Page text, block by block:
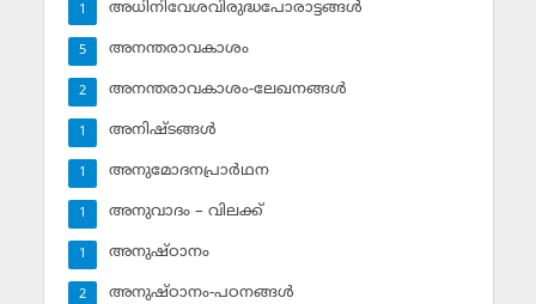
അധിനിവേശവിരുദ്ധപോരാട്ടങ്ങള്‍
1
അനന്തരാവകാശം
5
അനന്തരാവകാശം-ലേഖനങ്ങള്‍
2
അനിഷ്ടങ്ങള്‍
1
അനുമോദനപ്രാര്‍ഥന
1
അനുവാദം – വിലക്ക്‌
1
അനുഷ്ഠാനം
1
അനുഷ്ഠാനം-പഠനങ്ങള്‍
2